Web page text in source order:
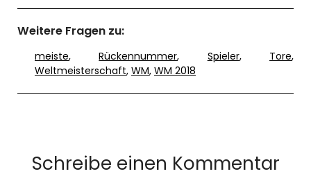
Weitere Fragen zu:
meiste,Rückennummer, Spieler, Tore,
Weltmeisterschaft, WM, WM 2018
Schreibe einen Kommentar